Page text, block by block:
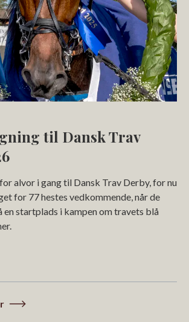
til Dansk Trav
alvor i gang til Dansk Trav Derby, for nu
for 77 hestes vedkommende, når de
en startplads i kampen om travets blå